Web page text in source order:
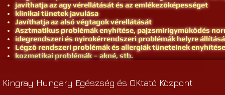
javíthatja az agy vérellátását és az emlékezőképességet
klinikai tünetek javulása
Javíthatja az alsó végtagok vérellátását
Asztmatikus problémák enyhítése, pajzsmirigyműködés
idegrendszeri és nyirokérrendszeri problémák helyre
Légző rendszeri problémák és allergiák tüneteinek enyhítése
kozmetikai problémák – akné, stb.
Kingray Hungary Egészség és OKtató Központ